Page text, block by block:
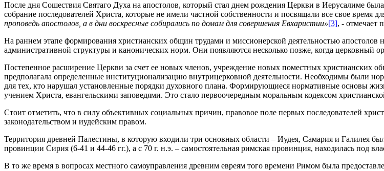
После дня Сошествия Святаго Духа на апостолов, который стал днем рождения Церкви в Иерусалиме
собрание последователей Христа, которые не имели частной собственности и посвящали все свое время
проповедь апостолов, а в дни воскресные собирались по домам для совершения Евхаристии»[3], - отмечает
На раннем этапе формирования христианских общин трудами и миссионерской деятельностью
административной структуры и канонических норм. Они появляются несколько позже, когда церковный
Постепенное расширение Церкви за счет ее новых членов, учреждение новых поместных христианских
предполагала определенные институционализацию внутрицерковной деятельности. Необходимы были
для тех, кто нарушал установленные порядки духовного плана. Формирующиеся нормативные основы
учением Христа, евангельскими заповедями. Это стало первоочередным моральным кодексом
Стоит отметить, что в силу объективных социальных причин, правовое поле первых последователей
законодательством и иудейским правом.
Территория древней Палестины, в которую входили три основных области – Иудея, Самария и Галилея
провинции Сирия (6-41 и 44-46 гг.), а с 70 г. н.э. – самостоятельная римская провинция, находилась под
В то же время в вопросах местного самоуправления древним евреям того времени Римом была